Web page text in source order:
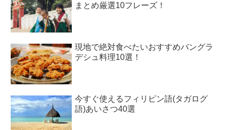
まとめ厳選10フレーズ！
現地で絶対食べたいおすすめバングラ
デシュ料理10選！
今すぐ使えるフィリピン語(タガログ
語)あいさつ40選